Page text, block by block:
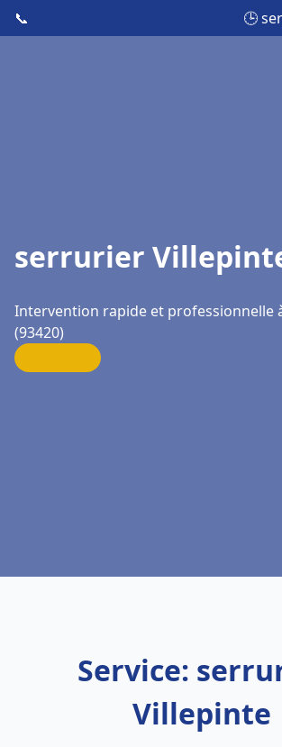
📞 🕒
serrurier
Intervention rapide et professionnelle
(93420)
Service:
Villepinte